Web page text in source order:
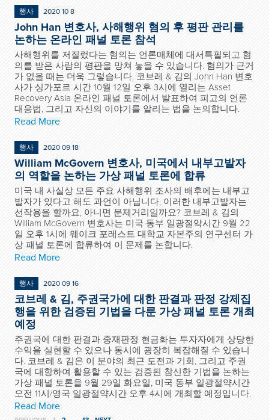
행사 2020 10 8
John Han 변호사, 사해행위 혐의 후 평판 관리를
논하는 온라인 패널 토론 참석
사해행위를 저질렀다는 혐의는 언론매체에 대서특필되고 혐
의를 받은 사람의 평판을 망쳐 놓을 수 있습니다. 혐의가 근거
가 없을 때는 더욱 그렇습니다. 코브레 & 김의 John Han 변호
사가 싱가포르 시간 10월 12일 오후 3시에 열리는 Asset
Recovery Asia 온라인 패널 토론에서 발표하여 피고의 언론
대응법, 그리고 자신의 이야기를 알리는 법을 논의합니다.
Read More
행사 2020 09 18
William McGovern 변호사, 미국에서 내부고발자
의 역할을 논하는 가상 패널 토론에 합류
미국 내 사실상 모든 주요 사해행위 조사의 배후에는 내부고
발자가 있다고 해도 과언이 아닙니다. 이러한 내부고발자는
선작용을 할까요, 아니면 문제거리일까요? 코브레 & 김의
William McGovern 변호사는 미국 동부 일광절약시간 9월 22
일 오후 1시에 웨이크 포레스트 대학교 자본주의 연구센터 가
상 패널 토론에 합류하여 이 문제를 논합니다.
Read More
행사 2020 09 16
코브레 & 김, 주권국가에 대한 판결과 판정 강제집
행을 위한 검증된 기법을 다룬 가상 패널 토론 개최
예정
주권국에 대한 판결과 중재판정 현금화는 투자자에게 상당한
수익을 실현할 수 있으나 동시에 굉장히 복잡해질 수 있습니
다. 코브레 & 김은 이 분야의 최근 도전과 기회, 그리고 주권
국에 대항하여 활용할 수 있는 검증된 참신한 기법을 논하는
가상 패널 토론을 9월 29일 화요일, 미국 동부 일광절약시간
오전 11시/영국 일광절약시간 오후 4시에 개최할 예정입니다.
Read More